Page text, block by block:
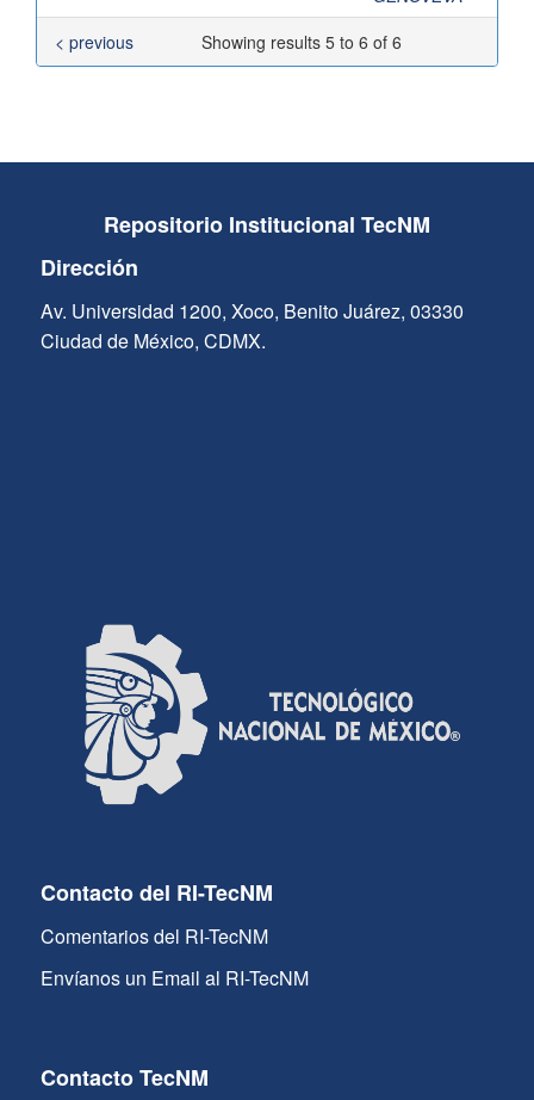
Showing results 5 to 6 of 6
< previous
Repositorio Institucional TecNM
Dirección
Av. Universidad 1200, Xoco, Benito Juárez, 03330
Ciudad de México, CDMX.
Contacto del RI-TecNM
Comentarios del RI-TecNM
Envíanos un Email al RI-TecNM
Contacto TecNM